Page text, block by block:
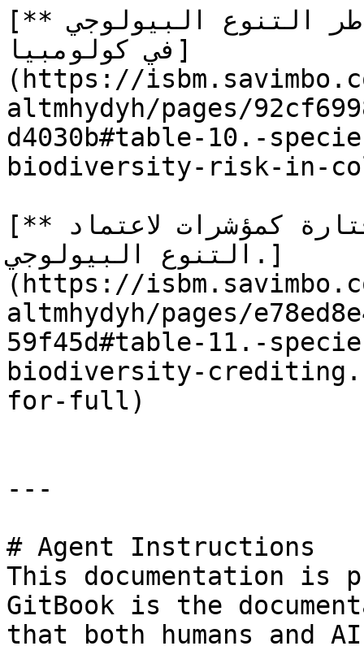
[**الجدول 10.** غنى الأنواع ومخاطر التنوع البيولوجي
في كولومبيا]
(https://
altmhydyh/pages/
d4030b#table-10.-
biodiversity-risk-in-
[**الجدول 11.** الأنواع المختارة كمؤشرات لاعتماد
التنوع البيولوجي.]
(https://
altmhydyh/pages/
59f45d#table-11.-
biodiversity-
for-full)
---
# Agent Instructions
This documentation is
GitBook is the
that both humans and